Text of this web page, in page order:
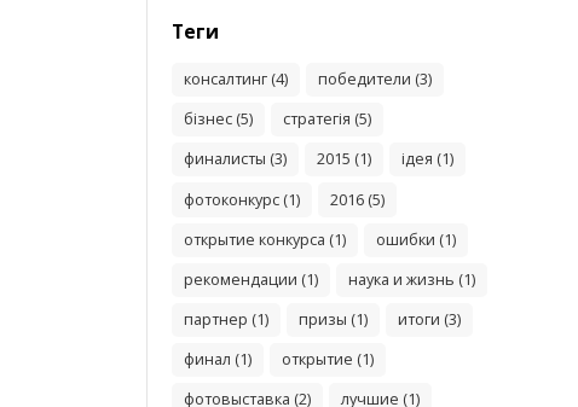
Теги
консалтинг (4)
победители (3)
бізнес (5)
стратегія (5)
финалисты (3)
2015 (1)
ідея (1)
фотоконкурс (1)
2016 (5)
открытие конкурса (1)
ошибки (1)
рекомендации (1)
наука и жизнь (1)
партнер (1)
призы (1)
итоги (3)
финал (1)
открытие (1)
фотовыставка (2)
лучшие (1)